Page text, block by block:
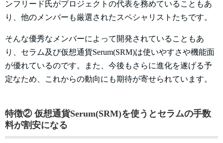
ンフリード氏がプロジェクトの代表を務めていることもあ
り、他のメンバーも厳選されたスペシャリストたちです。
そんな優秀なメンバーによって開発されていることもあ
り、セラム及び仮想通貨Serum(SRM)は使いやすさや機能面
が優れているのです。また、今後もさらに進化を遂げる予
定なため、これからの動向にも期待が寄せられています。
特徴② 仮想通貨Serum(SRM)を使うとセラムの手数
料が割安になる